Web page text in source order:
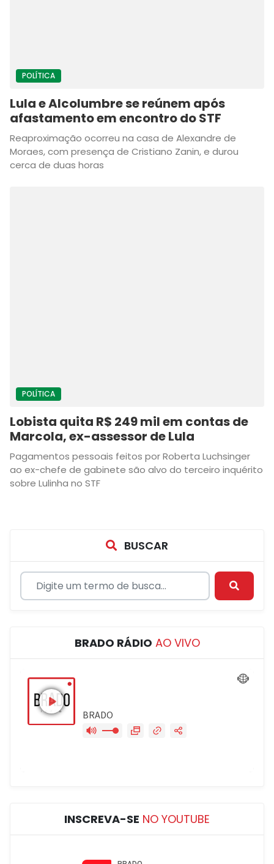
POLÍTICA
Lula e Alcolumbre se reúnem após
afastamento em encontro do STF
Reaproximação ocorreu na casa de Alexandre de
Moraes, com presença de Cristiano Zanin, e durou
cerca de duas horas
POLÍTICA
Lobista quita R$ 249 mil em contas de
Marcola, ex-assessor de Lula
Pagamentos pessoais feitos por Roberta Luchsinger
ao ex-chefe de gabinete são alvo do terceiro inquérito
sobre Lulinha no STF
BUSCAR
BRADO RÁDIO AO VIVO
INSCREVA-SE NO YOUTUBE